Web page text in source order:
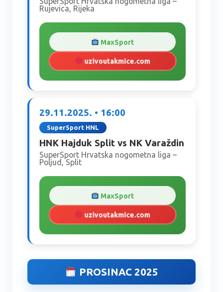
Rujevica, Rijeka
MaxSport
uzivoutakmice.com
29.11.2025. • 16:00
SuperSport HNL
HNK Hajduk Split vs NK Varaždin
SuperSport Hrvatska nogometna liga –
Poljud, Split
MaxSport
uzivoutakmice.com
PROSINAC 2025